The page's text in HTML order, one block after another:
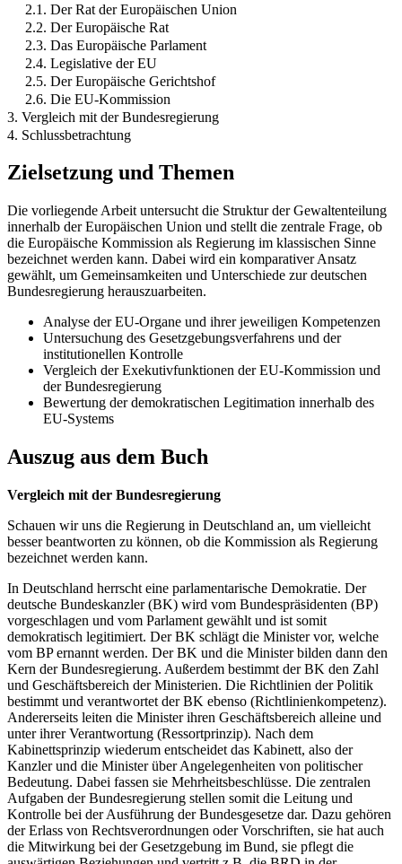
2.1. Der Rat der Europäischen Union
2.2. Der Europäische Rat
2.3. Das Europäische Parlament
2.4. Legislative der EU
2.5. Der Europäische Gerichtshof
2.6. Die EU-Kommission
3. Vergleich mit der Bundesregierung
4. Schlussbetrachtung
Zielsetzung und Themen
Die vorliegende Arbeit untersucht die Struktur der Gewaltenteilung
innerhalb der Europäischen Union und stellt die zentrale Frage, ob
die Europäische Kommission als Regierung im klassischen Sinne
bezeichnet werden kann. Dabei wird ein komparativer Ansatz
gewählt, um Gemeinsamkeiten und Unterschiede zur deutschen
Bundesregierung herauszuarbeiten.
Analyse der EU-Organe und ihrer jeweiligen Kompetenzen
Untersuchung des Gesetzgebungsverfahrens und der
institutionellen Kontrolle
Vergleich der Exekutivfunktionen der EU-Kommission und
der Bundesregierung
Bewertung der demokratischen Legitimation innerhalb des
EU-Systems
Auszug aus dem Buch
Vergleich mit der Bundesregierung
Schauen wir uns die Regierung in Deutschland an, um vielleicht
besser beantworten zu können, ob die Kommission als Regierung
bezeichnet werden kann.
In Deutschland herrscht eine parlamentarische Demokratie. Der
deutsche Bundeskanzler (BK) wird vom Bundespräsidenten (BP)
vorgeschlagen und vom Parlament gewählt und ist somit
demokratisch legitimiert. Der BK schlägt die Minister vor, welche
vom BP ernannt werden. Der BK und die Minister bilden dann den
Kern der Bundesregierung. Außerdem bestimmt der BK den Zahl
und Geschäftsbereich der Ministerien. Die Richtlinien der Politik
bestimmt und verantwortet der BK ebenso (Richtlinienkompetenz).
Andererseits leiten die Minister ihren Geschäftsbereich alleine und
unter ihrer Verantwortung (Ressortprinzip). Nach dem
Kabinettsprinzip wiederum entscheidet das Kabinett, also der
Kanzler und die Minister über Angelegenheiten von politischer
Bedeutung. Dabei fassen sie Mehrheitsbeschlüsse. Die zentralen
Aufgaben der Bundesregierung stellen somit die Leitung und
Kontrolle bei der Ausführung der Bundesgesetze dar. Dazu gehören
der Erlass von Rechtsverordnungen oder Vorschriften, sie hat auch
die Mitwirkung bei der Gesetzgebung im Bund, sie pflegt die